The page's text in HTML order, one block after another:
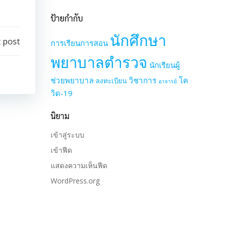
post
ป้ายกำกับ
การเรียนการสอน นักศึกษา
พยาบาลตำรวจ นักเรียนผู้
ช่วยพยาบาล ลงทะเบียน วิชาการ อาจารย์ โค
วิด-19
นิยาม
เข้าสู่ระบบ
เข้าฟีด
แสดงความเห็นฟีด
WordPress.org